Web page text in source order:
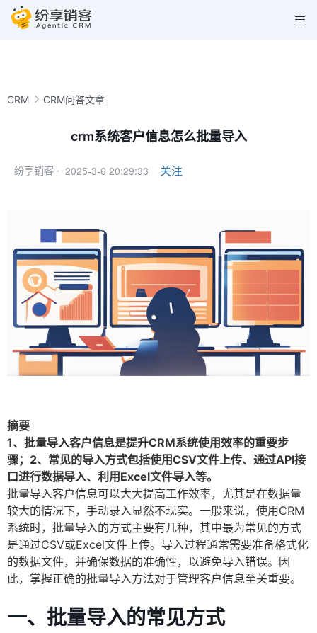
CRM CRM问答文章
crm系统客户信息怎么批量导入
纷享销客 · 2025-3-6 20:29:33 关注
摘要
1、批量导入客户信息是提升CRM系统使用效率的重要步
骤；2、常见的导入方式包括使用CSV文件上传、通过API接
口进行数据导入、利用Excel文件导入等。
批量导入客户信息可以大大提高工作效率，尤其是在数据量
较大的情况下，手动录入显然不现实。一般来说，使用CRM
系统时，批量导入的方式主要有几种，其中最为常见的方式
是通过CSV或Excel文件上传。导入过程通常需要准备格式化
的数据文件，并确保数据的准确性，以避免导入错误。因
此，掌握正确的批量导入方法对于管理客户信息至关重要。
一、批量导入的常见方式